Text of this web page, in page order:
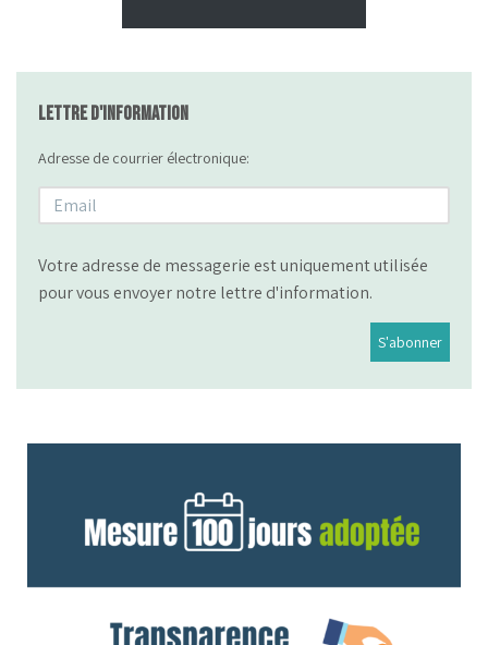
Lettre d'information
Adresse de courrier électronique:
Votre adresse de messagerie est uniquement utilisée
pour vous envoyer notre lettre d'information.